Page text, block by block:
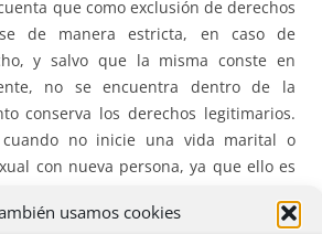
usamos cookies
que como exclusión de derechos
de manera estricta, en caso de
y salvo que la misma conste en
no se encuentra dentro de la
conserva los derechos legitimarios.
no inicie una vida marital o
con nueva persona, ya que ello es